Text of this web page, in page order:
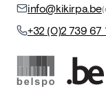
info@kikirpa.be
+32 (0)2 739 67